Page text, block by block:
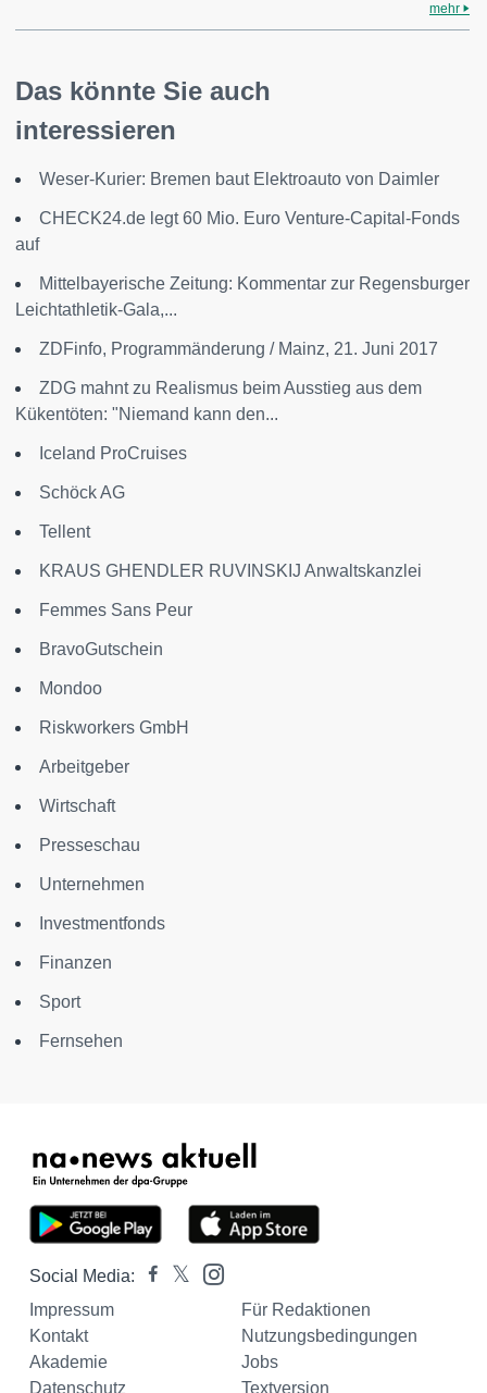
mehr
Das könnte Sie auch
interessieren
Weser-Kurier: Bremen baut Elektroauto von Daimler
CHECK24.de legt 60 Mio. Euro Venture-Capital-Fonds
auf
Mittelbayerische Zeitung: Kommentar zur Regensburger
Leichtathletik-Gala,...
ZDFinfo, Programmänderung / Mainz, 21. Juni 2017
ZDG mahnt zu Realismus beim Ausstieg aus dem
Kükentöten: "Niemand kann den...
Iceland ProCruises
Schöck AG
Tellent
KRAUS GHENDLER RUVINSKIJ Anwaltskanzlei
Femmes Sans Peur
BravoGutschein
Mondoo
Riskworkers GmbH
Arbeitgeber
Wirtschaft
Presseschau
Unternehmen
Investmentfonds
Finanzen
Sport
Fernsehen
Social Media:
Impressum
Für Redaktionen
Kontakt
Nutzungsbedingungen
Akademie
Jobs
Datenschutz
Textversion